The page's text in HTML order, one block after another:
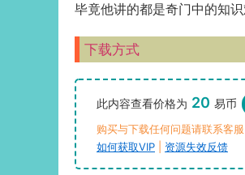
毕竟他讲的都是奇门中的知
下载方式
此内容查看价格为 20 易币
购买与下载任何问题请联系客
如何获取VIP
资源失效反馈